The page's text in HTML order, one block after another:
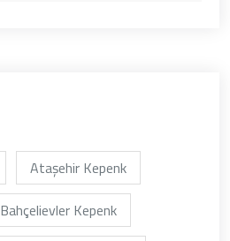
Ataşehir Kepenk
Bahçelievler Kepenk